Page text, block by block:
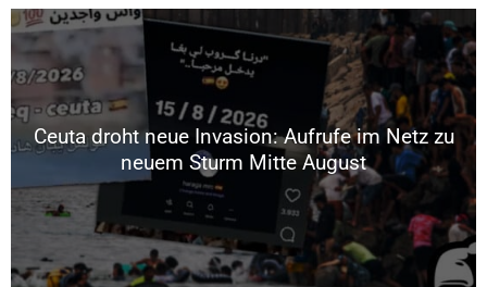
Ceuta droht neue Invasion: Aufrufe im Netz zu
neuem Sturm Mitte August